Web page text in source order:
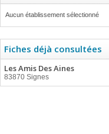
Aucun établissement sélectionné
Fiches déjà consultées
Les Amis Des Aines
83870 Signes